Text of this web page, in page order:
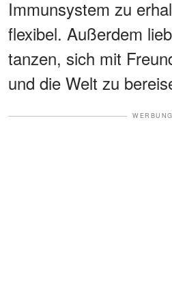
Immunsystem zu
flexibel. Außerdem
tanzen, sich mit
und die Welt zu
WERBUNG